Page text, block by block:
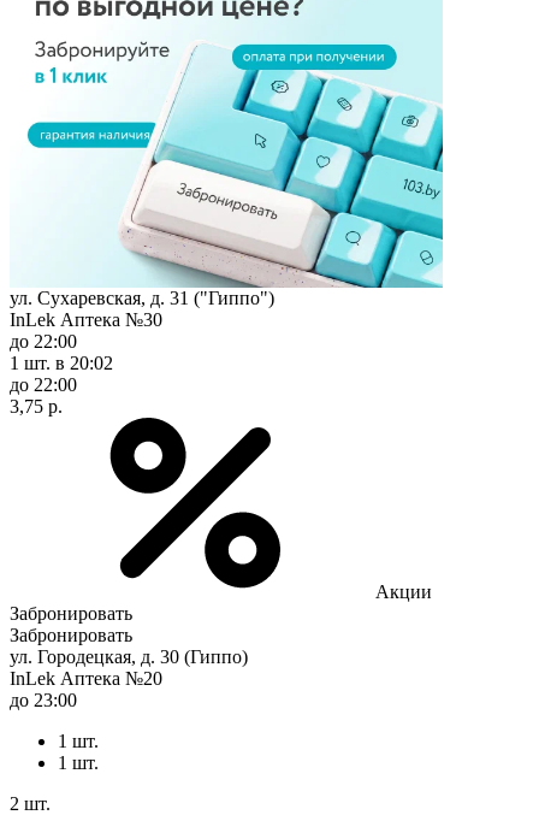
ул. Сухаревская, д. 31 ("Гиппо")
InLek Аптека №30
до 22:00
1 шт. в 20:02
до 22:00
3,75 р.
Акции
Забронировать
Забронировать
ул. Городецкая, д. 30 (Гиппо)
InLek Аптека №20
до 23:00
1 шт.
1 шт.
2 шт.